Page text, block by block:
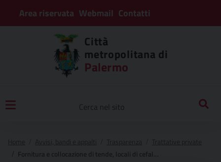
Area riservata Webmail Contatti
Città
metropolitana di
Palermo